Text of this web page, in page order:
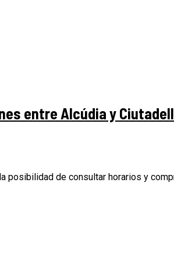
entre Alcúdia y
posibilidad de consultar horarios y